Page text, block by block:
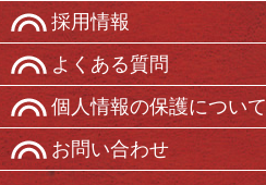
採用情報
よくある質問
個人情報の保護について
お問い合わせ